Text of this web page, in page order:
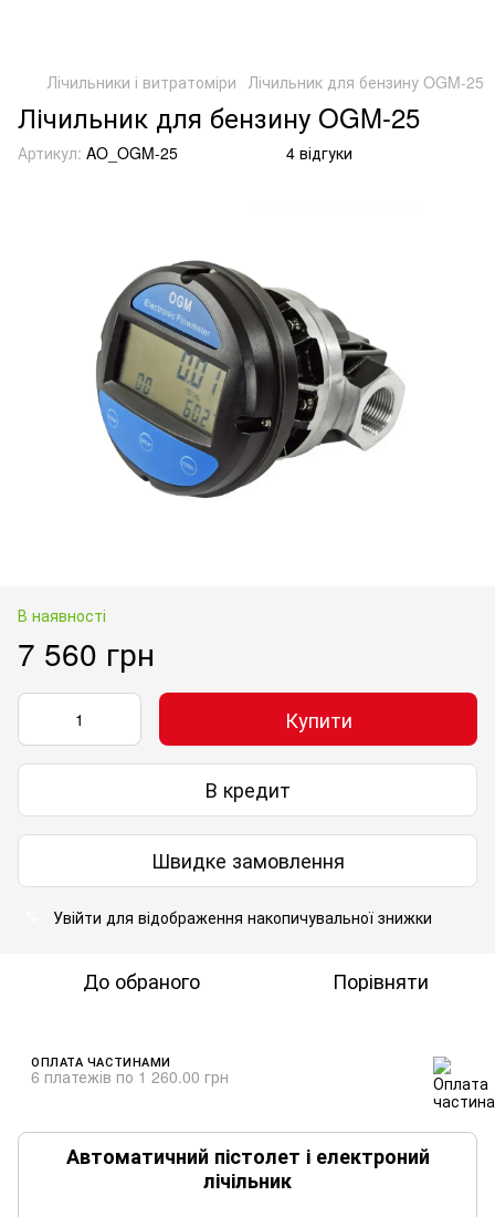
Лічильники і витратоміри Лічильник для бензину OGM-25
Лічильник для бензину OGM-25
Артикул: AO_OGM-25 4 відгуки
В наявності
7 560 грн
Купити
В кредит
Швидке замовлення
Увійти для відображення накопичувальної знижки
До обраного Порівняти
ОПЛАТА ЧАСТИНАМИ
6 платежів по 1 260.00 грн
Автоматичний пістолет і електроний
лічільник